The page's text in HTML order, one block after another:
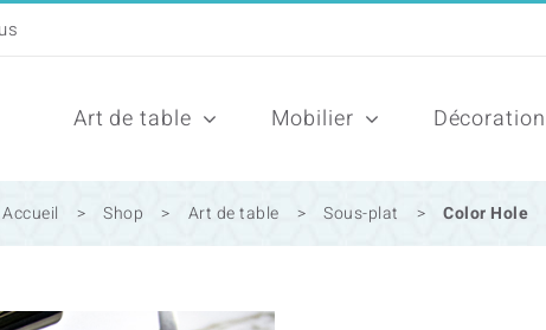
Art de table Mobilier Décoration
Accueil > Shop > Art de table > Sous-plat > Color Hole